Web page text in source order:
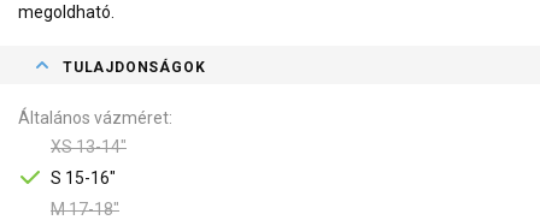
megoldható.
TULAJDONSÁGOK
Általános vázméret
XS 13-14"
S 15-16"
M 17-18"